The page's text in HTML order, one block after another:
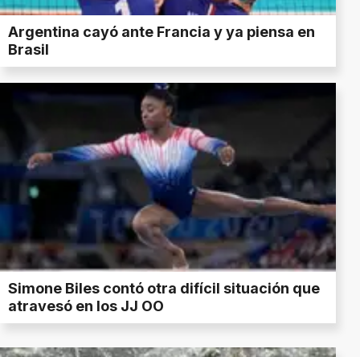
Argentina cayó ante Francia y ya piensa en
Brasil
Simone Biles contó otra difícil situación que
atravesó en los JJ OO